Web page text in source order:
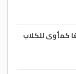
كمأوى للكلاب